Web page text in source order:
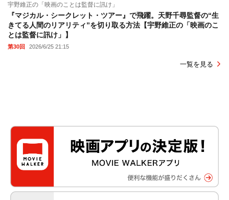
宇野維正の「映画のことは監督に訊け」
『マジカル・シークレット・ツアー』で飛躍。天野千尋監督の“生
きてる人間のリアリティ”を切り取る方法【宇野維正の「映画のこ
とは監督に訊け」】
第30回 2026/6/25 21:15
一覧を見る